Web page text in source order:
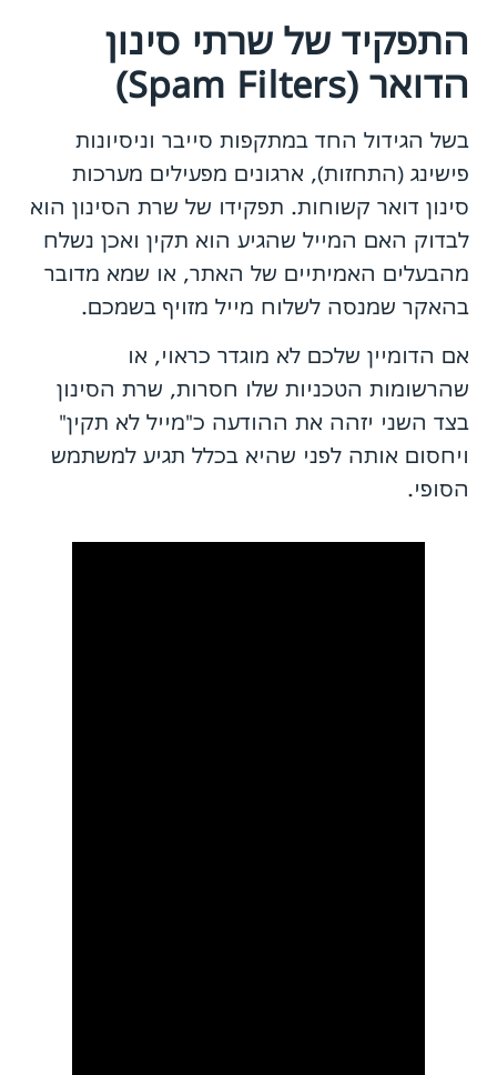
התפקיד של שרתי סינון
הדואר (Spam Filters)
בשל הגידול החד במתקפות סייבר וניסיונות
פישינג (התחזות), ארגונים מפעילים מערכות
סינון דואר קשוחות. תפקידו של שרת הסינון הוא
לבדוק האם המייל שהגיע הוא תקין ואכן נשלח
מהבעלים האמיתיים של האתר, או שמא מדובר
בהאקר שמנסה לשלוח מייל מזויף בשמכם.
אם הדומיין שלכם לא מוגדר כראוי, או
שהרשומות הטכניות שלו חסרות, שרת הסינון
בצד השני יזהה את ההודעה כ"מייל לא תקין"
ויחסום אותה לפני שהיא בכלל תגיע למשתמש
הסופי.